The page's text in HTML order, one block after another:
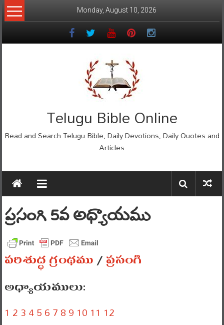
Skip
to
Monday, August 10, 2026
Telugu Bible Online
Read and Search Telugu Bible, Daily Devotions, Daily Quotes and
Articles
ప్రసంగి 5వ అధ్యాయము
పరిశుద్ధ గ్రంథము/ప్రసంగి
అధ్యాయములు:
1 23456789 10 11 12